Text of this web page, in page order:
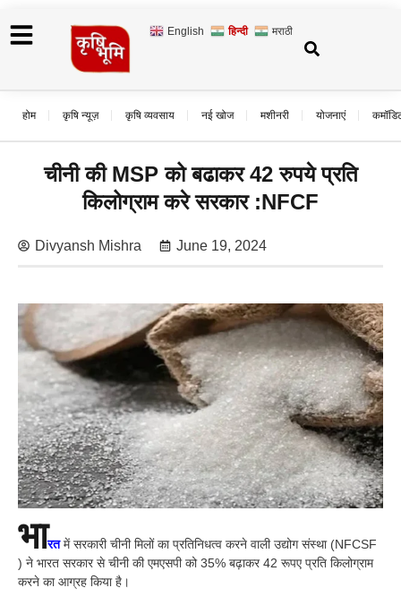
English हिन्दी मराठी
होम कृषि न्यूज़ कृषि व्यवसाय नई खोज मशीनरी योजनाएं
चीनी की MSP को बढाकर 42 रुपये प्रति
किलोग्राम करे सरकार :NFCF
Divyansh Mishra June 19, 2024
भारतमें सरकारी चीनी मिलों का प्रतिनिधत्व करने वाली उद्योग संस्था (NFCSF
) ने भारत सरकार से चीनी की एमएसपी को 35% बढ़ाकर 42 रूपए प्रति किलोग्राम
करने का आग्रह किया है।